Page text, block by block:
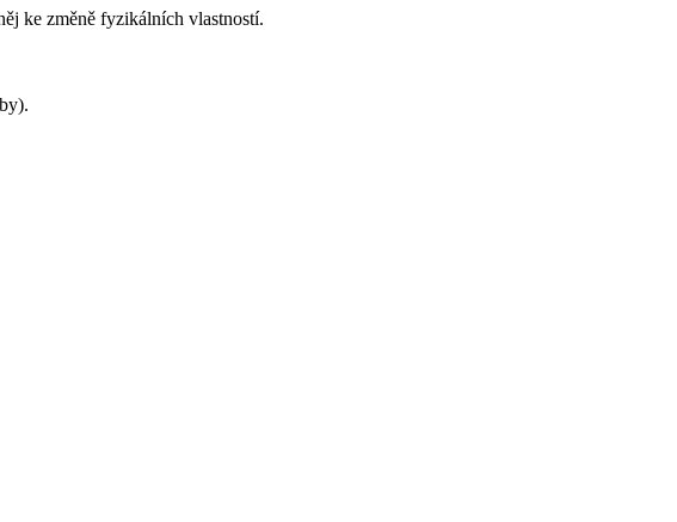
ke změně fyzikálních vlastností.